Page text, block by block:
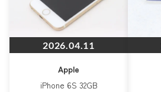
2026.04.11
Apple
iPhone 6S 32GB